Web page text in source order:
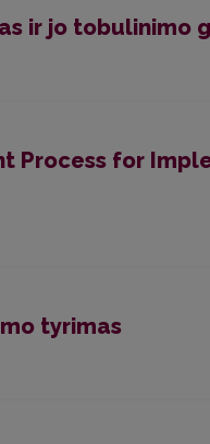
ir jo tobulinimo
Process for
tyrimas